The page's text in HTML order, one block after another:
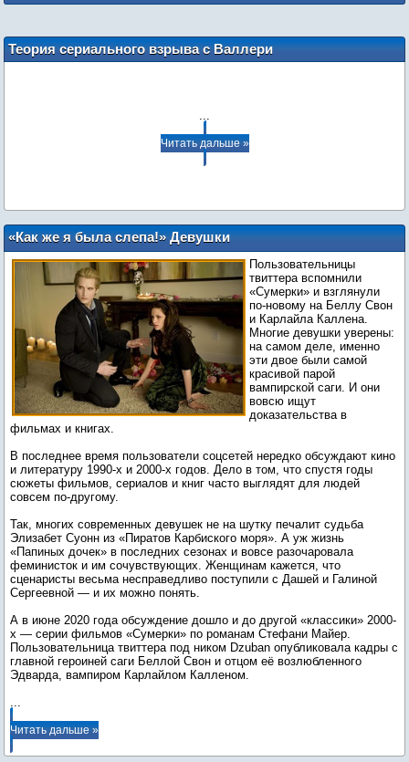
Теория сериального взрыва с Валлери
...
Читать дальше »
«Как же я была слепа!» Девушки
осознали, кто был идеальным
партнёром Беллы в «Сумерках» — и
Эдвард отдыхает
Пользовательницы
твиттера вспомнили
«Сумерки» и взглянули
по-новому на Беллу Свон
и Карлайла Каллена.
Многие девушки уверены:
на самом деле, именно
эти двое были самой
красивой парой
вампирской саги. И они
вовсю ищут
доказательства в
фильмах и книгах.
В последнее время пользователи соцсетей нередко обсуждают кино
и литературу 1990-х и 2000-х годов. Дело в том, что спустя годы
сюжеты фильмов, сериалов и книг часто выглядят для людей
совсем по-другому.
Так, многих современных девушек не на шутку печалит судьба
Элизабет Суонн из «Пиратов Карбиского моря». А уж жизнь
«Папиных дочек» в последних сезонах и вовсе разочаровала
феминисток и им сочувствующих. Женщинам кажется, что
сценаристы весьма несправедливо поступили с Дашей и Галиной
Сергеевной — и их можно понять.
А в июне 2020 года обсуждение дошло и до другой «классики» 2000-
х — серии фильмов «Сумерки» по романам Стефани Майер.
Пользовательница твиттера под ником Dzuban опубликовала кадры с
главной героиней саги Беллой Свон и отцом её возлюбленного
...
Читать дальше »